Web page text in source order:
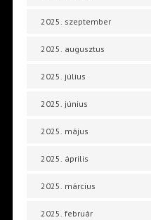
2025. szeptember
2025. augusztus
2025. július
2025. június
2025. május
2025. április
2025. március
2025. február